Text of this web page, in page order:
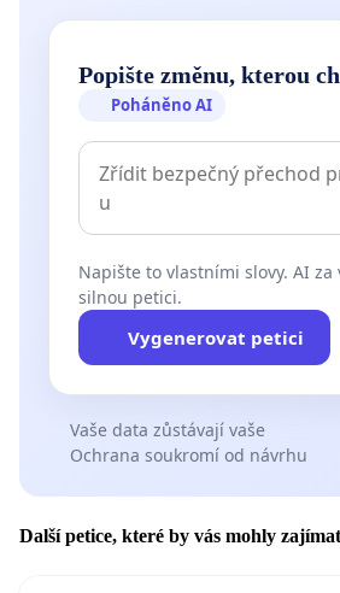
Popište změnu, kterou
Poháněno AI
Napište to vlastními slovy. AI
silnou petici.
Vygenerovat petici
Vaše data zůstávají vaše
Ochrana soukromí od návrhu
Další petice, které by vás mohly zajímat